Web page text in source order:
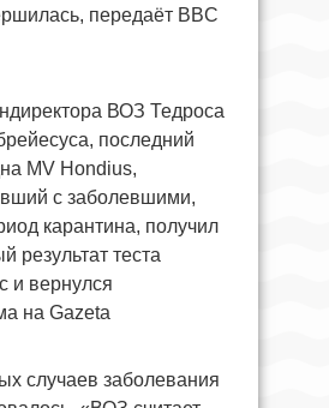
передаёт BBC
ВОЗ Тедроса
последний
MV Hondius,
с заболевшими,
карантина, получил
результат теста
и вернулся
на Gazeta
случаев заболевания